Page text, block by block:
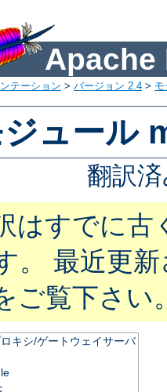
Apache
テーション > バージョン 2.4 >
ュール
翻訳
はすでに古
。 最近更
ご覧下さい
キシ/ゲートウェイサーバ